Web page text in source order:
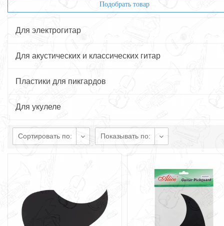
Подобрать товар
Для электрогитар
Для акустических и классических гитар
Пластики для пикгардов
Для укулеле
Сортировать по: Показывать по: